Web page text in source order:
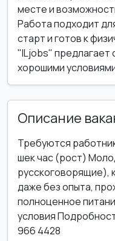
месте и
Работа подходит
старт и готов к
"ILjobs" предлагает
хорошими
Описание
Требуются
шек час (рост)
русскоговорящие),
даже без опыта,
полноценное
условия
966 4428